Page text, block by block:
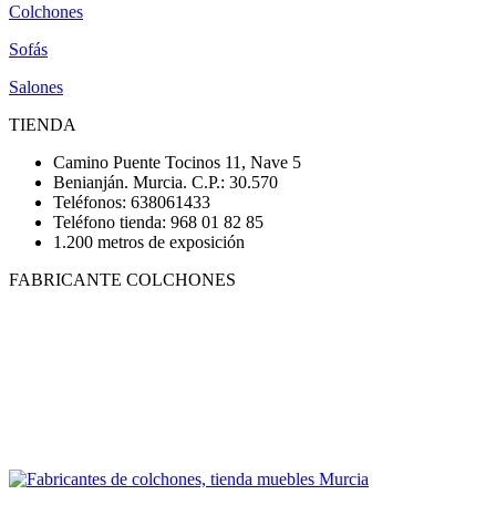
Colchones
Sofás
Salones
TIENDA
Camino Puente Tocinos 11, Nave 5
Benianján. Murcia. C.P.: 30.570
Teléfonos: 638061433
Teléfono tienda: 968 01 82 85
1.200 metros de exposición
FABRICANTE COLCHONES